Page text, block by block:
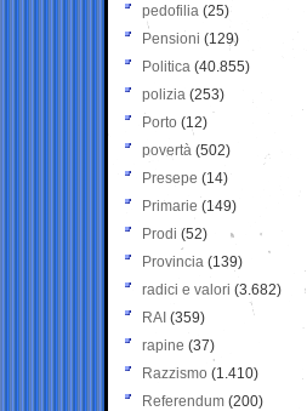
pedofilia (25)
Pensioni (129)
Politica (40.855)
polizia (253)
Porto (12)
povertà (502)
Presepe (14)
Primarie (149)
Prodi (52)
Provincia (139)
radici e valori (3.682)
RAI (359)
rapine (37)
Razzismo (1.410)
Referendum (200)